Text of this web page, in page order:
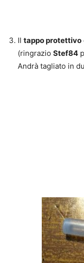
Il tappo protettivo
(ringrazio Stef84
Andrà tagliato in